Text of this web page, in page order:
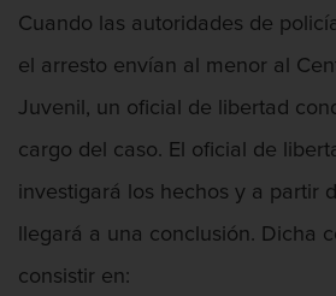
Posesión de
Posesión de
Posesión De
Posesión de una
para la venta
Cuando las autoridades de
el arresto envían al menor al
Juvenil, un oficial de libertad
cargo del caso. El oficial de
investigará los hechos y a partir
llegará a una conclusión. Dicha
consistir en: